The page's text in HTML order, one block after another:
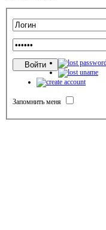
Запомнить меня